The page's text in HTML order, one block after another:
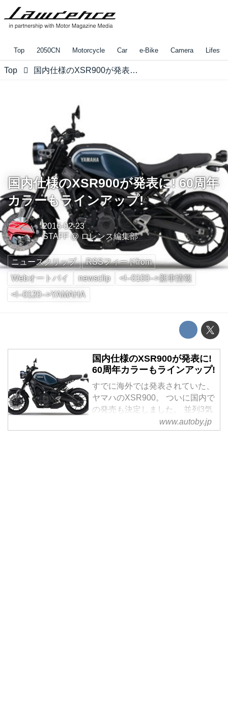
Top 2050CN Motorcycle Car e-Bike Camera
Top 国内仕様のXSR900が発表に! 60周年カラーもラインアップ!
国内仕様のXSR900が発表に! 60周年
カラーもラインアップ!
2016-02-23
STAFF@ロレンス編集部
ニュースクリップ
RSSフィードfrom
Webオートバイ
newsclip
<!--0100-->新車情報
<!--0120-->YAMAHA
国内仕様のXSR900が発表に!
60周年カラーもラインアップ!
すでに海外では発表されていた、
ヤマハのXSR900。 ついに国内で
の発売も決定しました。 並列3気
筒のエンジンや、CFダイキャス
ト製のアルミフレームなどは MT-
www.autoby.jp